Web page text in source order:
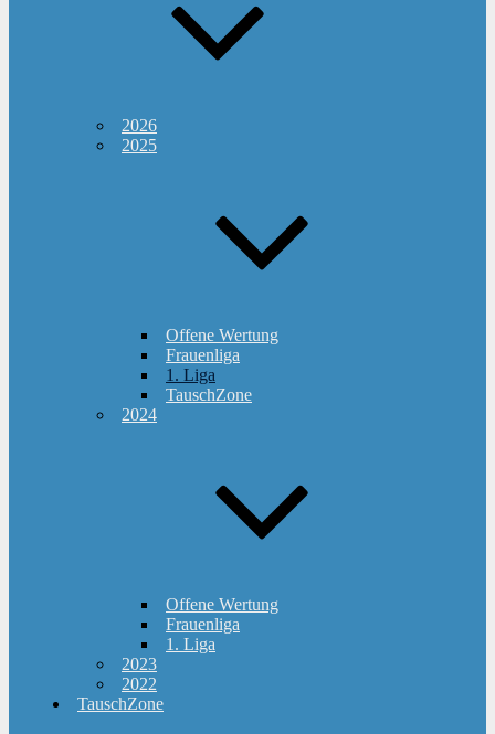
2026
2025
Offene Wertung
Frauenliga
1. Liga
TauschZone
2024
Offene Wertung
Frauenliga
1. Liga
2023
2022
TauschZone